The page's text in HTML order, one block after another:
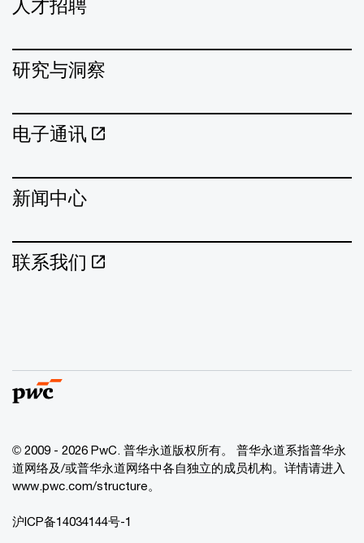
人才招聘
研究与洞察
电子通讯
新闻中心
联系我们
© 2009 - 2026 PwC. 普华永道版权所有。 普华永道系指普华永
道网络及/或普华永道网络中各自独立的成员机构。详情请进入
www.pwc.com/structure。
沪ICP备14034144号-1